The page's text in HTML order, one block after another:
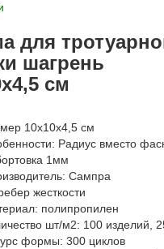
для
шагрень
см
10х10х4,5 см
Радиус вместо
1мм
Сампра
жесткости
полипропилен
шт/м2: 100 изделий,
формы: 300 циклов